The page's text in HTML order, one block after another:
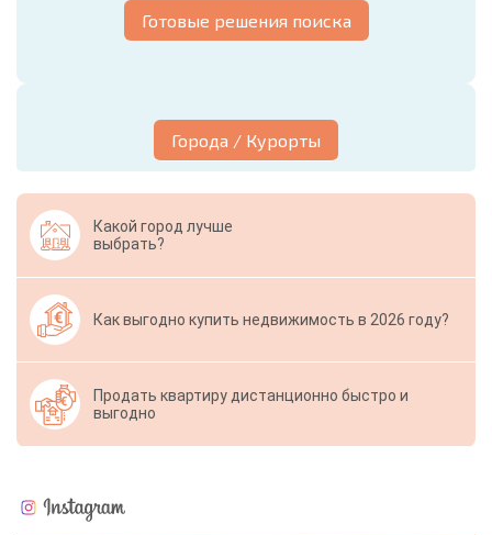
Готовые решения поиска
Города / Курорты
Какой город лучше
выбрать?
Как выгодно купить недвижимость в 2026 году?
Продать квартиру дистанционно быстро и
выгодно